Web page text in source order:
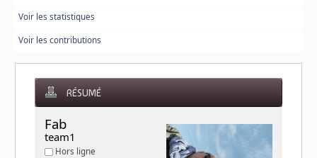
Voir les statistiques
Voir les contributions
RÉSUMÉ
Fab
team1
Hors ligne